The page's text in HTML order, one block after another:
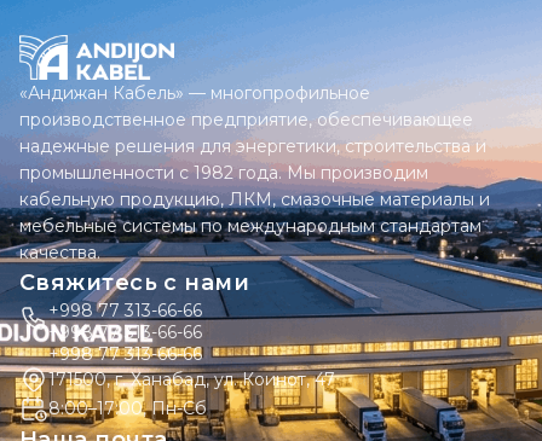
«Андижан Кабель» — многопрофильное
производственное предприятие, обеспечивающее
надежные решения для энергетики, строительства и
промышленности с 1982 года. Мы производим
кабельную продукцию, ЛКМ, смазочные материалы и
мебельные системы по международным стандартам
качества.
Свяжитесь с нами
+998 77 313-66-66
+998 77 313-66-66
+998 77 313-66-66
171500, г. Ханабад, ул. Коинот, 47
8:00–17:00, Пн-Сб